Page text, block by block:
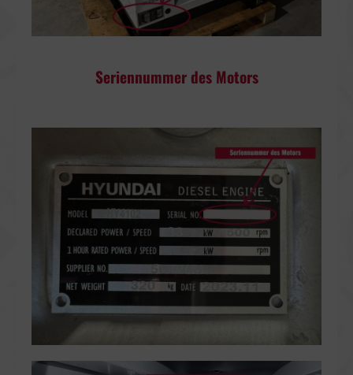
Seriennummer des Motors